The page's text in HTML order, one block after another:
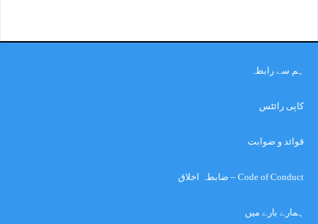
ہم سے رابطہ
کاپی رائٹس
قوائد و ضوابت
Code of Conduct – ضابطہ اخلاق
ہمارے بارے میں